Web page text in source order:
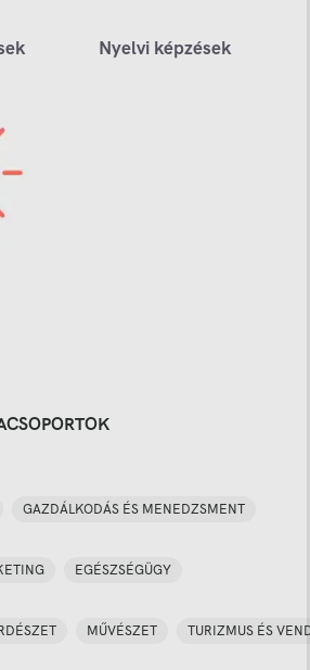
Nyelvi képzések
GAZDÁLKODÁS ÉS MENEDZSMENT
EGÉSZSÉGÜGY
MŰVÉSZET TURIZMUS ÉS